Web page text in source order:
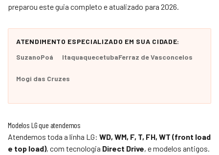
preparou este guia completo e atualizado para 2026.
ATENDIMENTO ESPECIALIZADO EM SUA CIDADE:
SuzanoPoá ItaquaquecetubaFerraz de Vasconcelos
Mogi das Cruzes
Modelos LG que atendemos
Atendemos toda a linha LG: WD, WM, F, T, FH, WT (front load
e top load), com tecnologia Direct Drive, e modelos antigos.